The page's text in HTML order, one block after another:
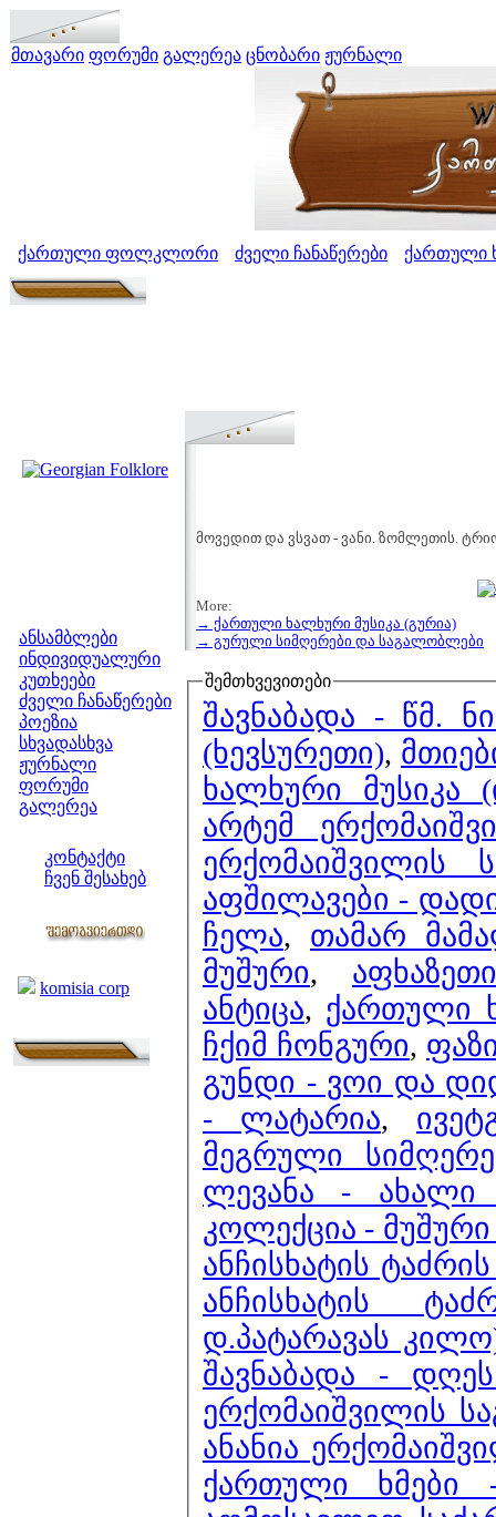
მთავარი ფორუმი გალერეა ცნობარი ჟურნალი
ქართული ფოლკლორი ძველი ჩანაწერები ქართული
ანსამბლები
ინდივიდუალური
კუთხეები
ძველი ჩანაწერები
პოეზია
სხვადასხვა
ჟურნალი
ფორუმი
გალერეა
კონტაქტი
ჩვენ შესახებ
komisia corp
მოვედით და ვსვათ - ვანი. ზომლეთის.
More:
→ ქართული ხალხური მუსიკა (გურია)
→ გურული სიმღერები და საგალობლები
შემთხვევითები
შავნაბადა - წმ.
(ხევსურეთი),
ხალხური მუსიკა
არტემ
ერქომაიშვილის
აფშილავები -
ჩელა, თამარ
მუშური,
ანტიცა, ქართული
ჩქიმ ჩონგური,
გუნდი - ვოი და
- ლატარია,
მეგრული
ლევანა - ახალი
კოლექცია -
ანჩისხატის
ანჩისხატის
დ.პატარავას
შავნაბადა -
ერქომაიშვილის
ანანია
ქართული ხმები